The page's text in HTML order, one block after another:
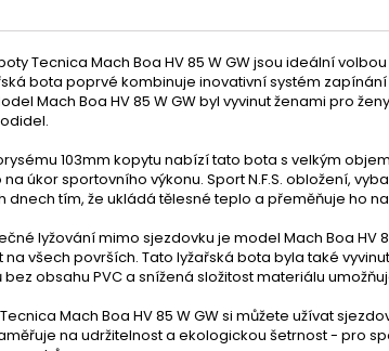
Tecnica Mach Boa HV 85 W GW jsou ideální
bota poprvé kombinuje inovativní systém
Mach Boa HV 85 W GW byl vyvinut ženami pro
103mm kopytu nabízí tato bota s velkým
na úkor sportovního výkonu. Sport N.F.S. obložení,
dnech tím, že ukládá tělesné teplo a přeměňuje ho
lyžování mimo sjezdovku je model Mach Boa HV
na všech površích. Tato lyžařská bota byla také
obsahu PVC a snížená složitost materiálu
Mach Boa HV 85 W GW si můžete užívat
na udržitelnost a ekologickou šetrnost - pro